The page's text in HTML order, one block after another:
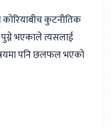
कोरियाबीच कुटनीतिक
भएकाले त्यसलाई
पनि छलफल भएको